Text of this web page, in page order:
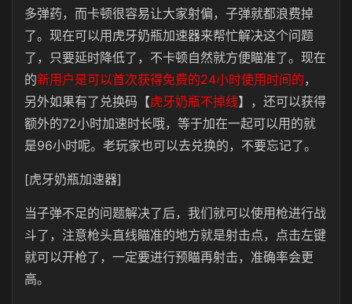
多弹药，而卡顿很容易让大家射偏，子弹就都浪费掉
了。现在可以用虎牙奶瓶加速器来帮忙解决这个问题
了，只要延时降低了，不卡顿自然就方便瞄准了。现在
的新用户是可以首次获得免费的24小时使用时间的 ，
另外如果有了兑换码【虎牙奶瓶不掉线】，还可以获得
额外的72小时加速时长哦，等于加在一起可以用的就
是96小时呢。老玩家也可以去兑换的，不要忘记了。
[虎牙奶瓶加速器]
当子弹不足的问题解决了后，我们就可以使用枪进行战
斗了，注意枪头直线瞄准的地方就是射击点，点击左键
就可以开枪了，一定要进行预瞄再射击，准确率会更
高。